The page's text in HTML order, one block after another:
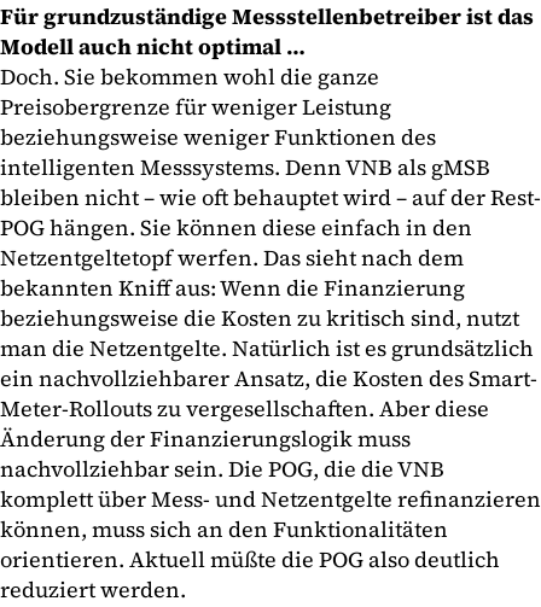
Für grundzuständige Messstellenbetreiber ist das
Modell auch nicht optimal …
Doch. Sie bekommen wohl die ganze
Preisobergrenze für weniger Leistung
beziehungsweise weniger Funktionen des
intelligenten Messsystems. Denn VNB als gMSB
bleiben nicht – wie oft behauptet wird – auf der Rest-
POG hängen. Sie können diese einfach in den
Netzentgeltetopf werfen. Das sieht nach dem
bekannten Kniff aus: Wenn die Finanzierung
beziehungsweise die Kosten zu kritisch sind, nutzt
man die Netzentgelte. Natürlich ist es grundsätzlich
ein nachvollziehbarer Ansatz, die Kosten des Smart-
Meter-Rollouts zu vergesellschaften. Aber diese
Änderung der Finanzierungslogik muss
nachvollziehbar sein. Die POG, die die VNB
komplett über Mess- und Netzentgelte refinanzieren
können, muss sich an den Funktionalitäten
orientieren. Aktuell müßte die POG also deutlich
reduziert werden.